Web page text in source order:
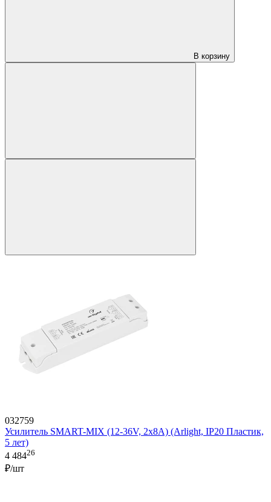
В корзину
032759
Усилитель SMART-MIX (12-36V, 2x8A) (Arlight, IP20 Пластик,
5 лет)
4 48426
₽/шт